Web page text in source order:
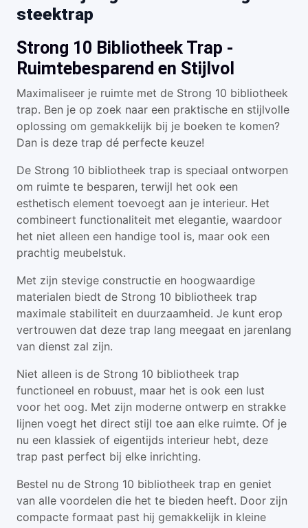
steektrap
Strong 10 Bibliotheek Trap -
Ruimtebesparend en Stijlvol
Maximaliseer je ruimte met de Strong 10 bibliotheek
trap. Ben je op zoek naar een praktische en stijlvolle
oplossing om gemakkelijk bij je boeken te komen?
Dan is deze trap dé perfecte keuze!
De Strong 10 bibliotheek trap is speciaal ontworpen
om ruimte te besparen, terwijl het ook een
esthetisch element toevoegt aan je interieur. Het
combineert functionaliteit met elegantie, waardoor
het niet alleen een handige tool is, maar ook een
prachtig meubelstuk.
Met zijn stevige constructie en hoogwaardige
materialen biedt de Strong 10 bibliotheek trap
maximale stabiliteit en duurzaamheid. Je kunt erop
vertrouwen dat deze trap lang meegaat en jarenlang
van dienst zal zijn.
Niet alleen is de Strong 10 bibliotheek trap
functioneel en robuust, maar het is ook een lust
voor het oog. Met zijn moderne ontwerp en strakke
lijnen voegt het direct stijl toe aan elke ruimte. Of je
nu een klassiek of eigentijds interieur hebt, deze
trap past perfect bij elke inrichting.
Bestel nu de Strong 10 bibliotheek trap en geniet
van alle voordelen die het te bieden heeft. Door zijn
compacte formaat past hij gemakkelijk in kleine